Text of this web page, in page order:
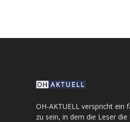
OH-AKTUELL verspricht ein
zu sein, in dem die Leser